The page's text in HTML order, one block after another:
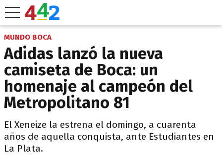
MUNDO BOCA
Adidas lanzó la nueva
camiseta de Boca: un
homenaje al campeón del
Metropolitano 81
El Xeneize la estrena el domingo, a cuarenta
años de aquella conquista, ante Estudiantes en
La Plata.